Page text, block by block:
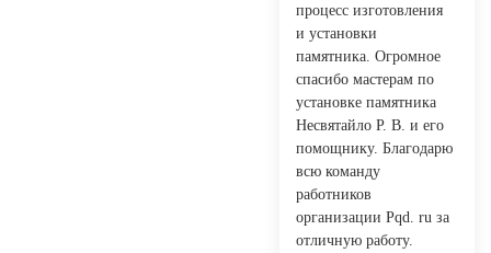
процесс изготовления
и установки
памятника. Огромное
спасибо мастерам по
установке памятника
Несвятайло Р. В. и его
помощнику. Благодарю
всю команду
работников
организации Pqd. ru за
отличную работу.